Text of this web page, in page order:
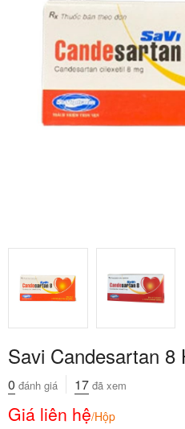
Savi Candesartan 8
0 đánh giá 17 đã xem
Giá liên hệ/Hộp